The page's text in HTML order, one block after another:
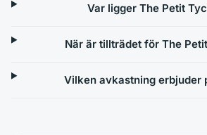
Var ligger The Petit
När är tillträdet för The
Vilken avkastning erbjuder